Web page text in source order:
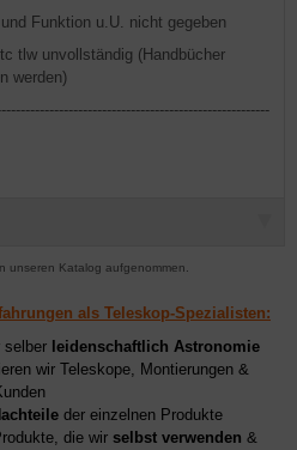
Funktion u.U. nicht gegeben
tlw unvollständig (Handbücher
werden)
unseren Katalog aufgenommen.
als Teleskop-Spezialisten:
selber leidenschaftlich Astronomie
wir Teleskope, Montierungen &
der einzelnen Produkte
die wir selbst verwenden &